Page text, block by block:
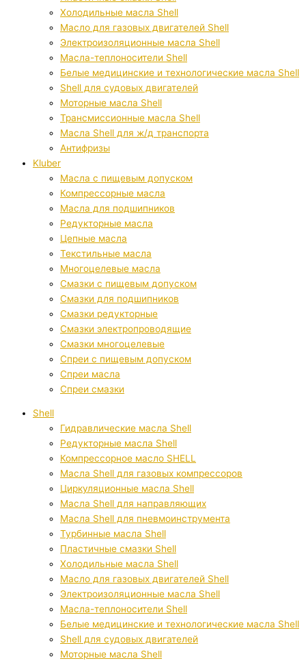
Холодильные масла Shell
Масло для газовых двигателей Shell
Электроизоляционные масла Shell
Масла-теплоносители Shell
Белые медицинские и технологические масла Shell
Shell для судовых двигателей
Моторные масла Shell
Трансмиссионные масла Shell
Масла Shell для ж/д транспорта
Антифризы
Kluber
Масла с пищевым допуском
Компрессорные масла
Масла для подшипников
Редукторные масла
Цепные масла
Текстильные масла
Многоцелевые масла
Смазки с пищевым допуском
Смазки для подшипников
Смазки редукторные
Смазки электропроводящие
Смазки многоцелевые
Спреи с пищевым допуском
Спреи масла
Спреи смазки
Shell
Гидравлические масла Shell
Редукторные масла Shell
Компрессорное масло SHELL
Масла Shell для газовых компрессоров
Циркуляционные масла Shell
Масла Shell для направляющих
Масла Shell для пневмоинструмента
Турбинные масла Shell
Пластичные смазки Shell
Холодильные масла Shell
Масло для газовых двигателей Shell
Электроизоляционные масла Shell
Масла-теплоносители Shell
Белые медицинские и технологические масла Shell
Shell для судовых двигателей
Моторные масла Shell